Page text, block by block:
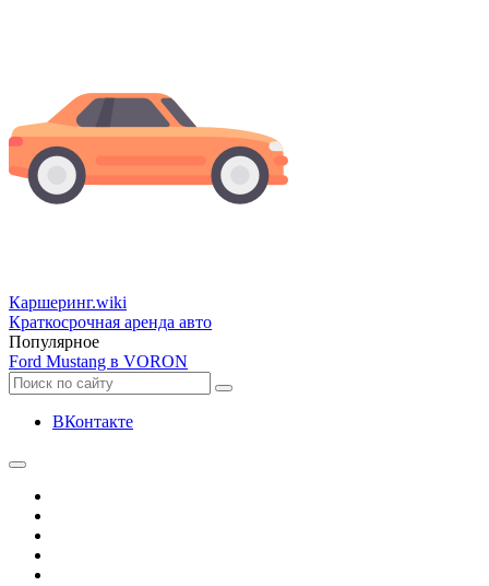
Каршеринг.wiki
Краткосрочная аренда авто
Популярное
Ford Mustang в VORON
ВКонтакте